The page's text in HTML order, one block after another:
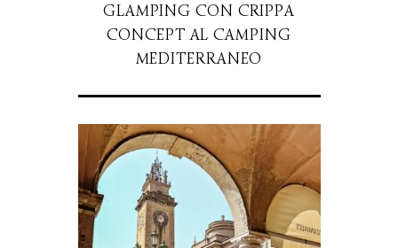
GLAMPING CON CRIPPA
CONCEPT AL CAMPING
MEDITERRANEO